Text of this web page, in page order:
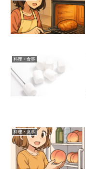
料理・食事
料理・食事